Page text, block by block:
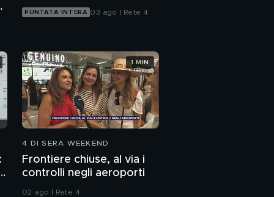
PUNTATA INTERA 03 ago | Rete 4
4 DI SERA WEEKEND
Frontiere chiuse, al via i
controlli negli aeroporti
02 ago | Rete 4
1 MIN